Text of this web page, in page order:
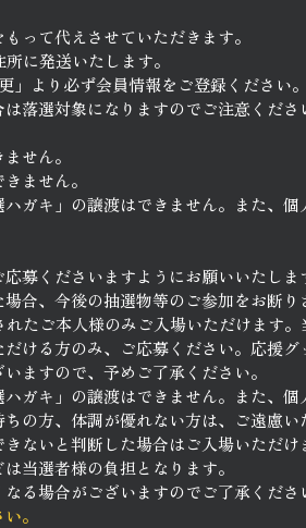
って代えさせていただきます。
に発送いたします。
」より必ず会員情報をご登録ください。
落選対象になりますのでご注意くださ
せん。
ません。
ガキ」の譲渡はできません。また、
募くださいますようにお願いいたしま
合、今後の抽選物等のご参加をお断り
たご本人様のみご入場いただけます
ける方のみ、ご応募ください。応援
ますので、予めご了承ください。
ガキ」の譲渡はできません。また、
の方、体調が優れない方は、ご遠慮い
ないと判断した場合はご入場いただけ
当選者様の負担となります。
る場合がございますのでご了承くださ
。